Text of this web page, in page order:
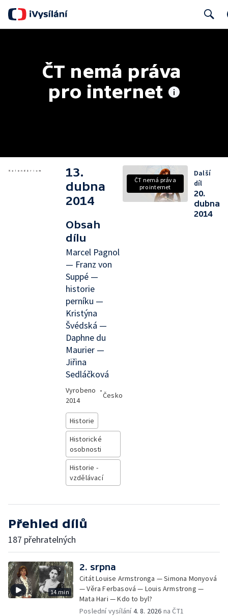
ČT nemá práva
pro internet
13.
dubna
2014
Obsah
dílu
Marcel Pagnol
— Franz von
Suppé —
historie
perníku —
Kristýna
Švédská —
Daphne du
Maurier —
Jiřina
Sedláčková
Vyrobeno
2014
•
Česko
Historie
Historické
osobnosti
Historie -
vzdělávací
ČT nemá práva
pro internet
Další
díl
20.
dubna
2014
Přehled dílů
187 přehratelných
14 min
2. srpna
Citát Louise Armstronga — Simona Monyová
— Věra Ferbasová — Louis Armstrong —
Mata Hari — Kdo to byl?
Poslední vysílání4. 8. 2026 na ČT1